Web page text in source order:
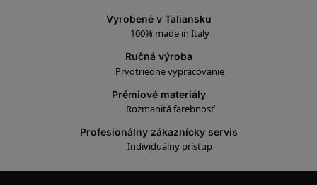
Vyrobené v Taliansku
100% made in Italy
Ručná výroba
Prvotriedne vypracovanie
Prémiové materiály
Rozmanitá farebnosť
Profesionálny zákaznícky servis
Individuálny prístup